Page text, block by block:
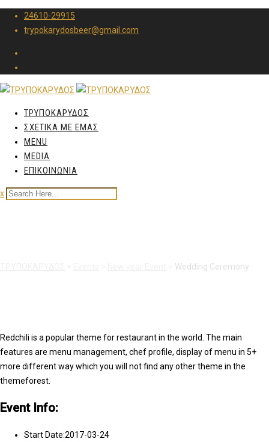
24610-29915
trypokarydosbeer@gmail.com
ΤΡΥΠΟΚΑΡΥΔΟΣ
ΣΧΕΤΙΚΑ ΜΕ ΕΜΑΣ
MENU
MEDIA
ΕΠΙΚΟΙΝΩΝΙΑ
x
Wedding Ceremony
Redchili is a popular theme for restaurant in the world. The main
features are menu management, chef profile, display of menu in 5+
more different way which you will not find any other theme in the
themeforest.
Event Info:
Start Date:2017-03-24